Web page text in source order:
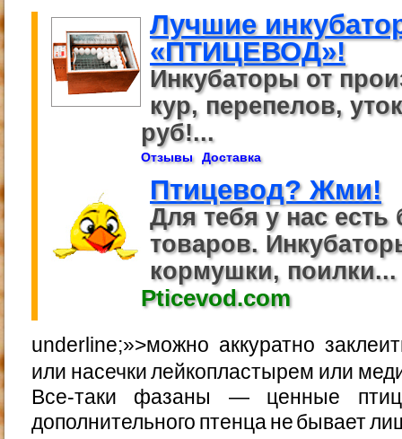
Лучшие
«ПТИЦЕВОД»!
Инкубаторы от
кур, перепелов,
руб!...
Отзывы Доставка
Птицевод? Жми!
Для тебя у нас есть
товаров.
кормушки, поилки...
Pticevod.com
underline;»>можно аккуратно
или насечки лейкопластырем или
Все-таки фазаны — ценные
дополнительного птенца не бывает